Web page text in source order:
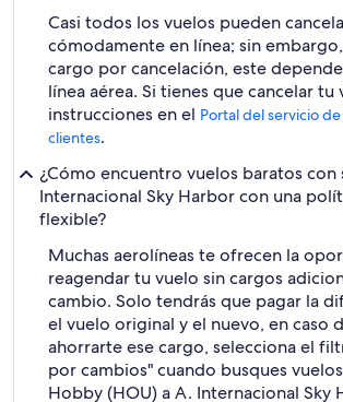
Casi todos los vuelos pueden
cómodamente en línea; sin
cargo por cancelación, este
línea aérea. Si tienes que cancelar tu
instrucciones en el Portal del servicio
clientes.
¿Cómo encuentro vuelos baratos con
Internacional Sky Harbor con una
flexible?
Muchas aerolíneas te ofrecen la
reagendar tu vuelo sin cargos
cambio. Solo tendrás que pagar la
el vuelo original y el nuevo, en caso
ahorrarte ese cargo, selecciona el
por cambios" cuando busques
Hobby (HOU) a A. Internacional Sky